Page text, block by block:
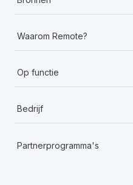
Waarom Remote?
Op functie
Bedrijf
Partnerprogramma's